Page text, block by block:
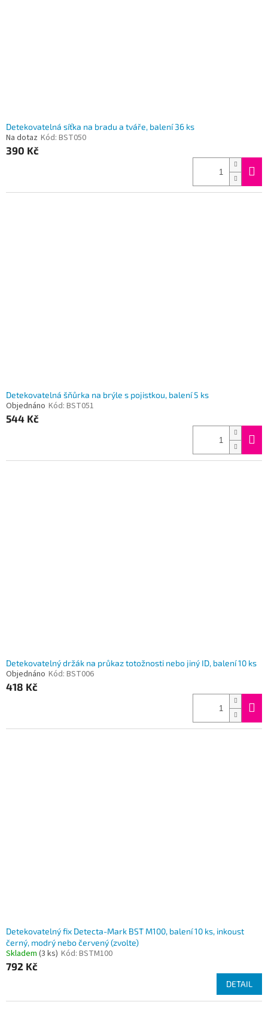
Detekovatelná síťka na bradu a tváře, balení 36 ks
Na dotaz Kód: BST050
390 Kč
Detekovatelná šňůrka na brýle s pojistkou, balení 5 ks
Objednáno Kód: BST051
544 Kč
Detekovatelný držák na průkaz totožnosti nebo jiný ID, balení 10 ks
Objednáno Kód: BST006
418 Kč
Detekovatelný fix Detecta-Mark BST M100, balení 10 ks, inkoust
černý, modrý nebo červený (zvolte)
Skladem (3 ks) Kód: BSTM100
792 Kč
DETAIL